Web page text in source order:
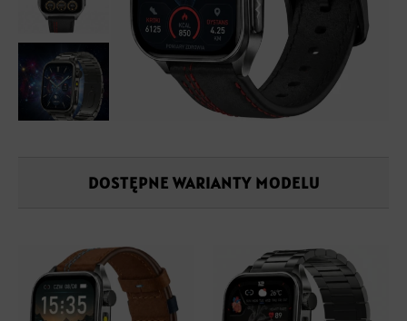
DOSTĘPNE WARIANTY MODELU